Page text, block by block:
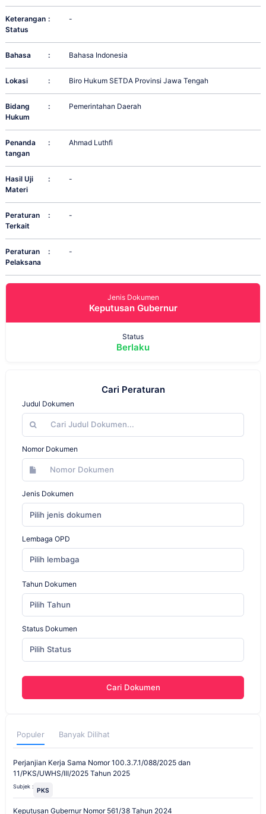
Keterangan
Status
: -
Bahasa : Bahasa Indonesia
Lokasi : Biro Hukum SETDA Provinsi Jawa Tengah
Bidang
Hukum
: Pemerintahan Daerah
Penanda
tangan
: Ahmad Luthfi
Hasil Uji
Materi
: -
Peraturan
Terkait
: -
Peraturan
Pelaksana
: -
Jenis Dokumen
Keputusan Gubernur
Status
Berlaku
Cari Peraturan
Judul Dokumen
Nomor Dokumen
Jenis Dokumen
Pilih jenis dokumen
Lembaga OPD
Pilih lembaga
Tahun Dokumen
Pilih Tahun
Status Dokumen
Pilih Status
Cari Dokumen
Populer Banyak Dilihat
Perjanjian Kerja Sama Nomor 100.3.7.1/088/2025 dan
11/PKS/UWHS/III/2025 Tahun 2025
Subjek : PKS
Keputusan Gubernur Nomor 561/38 Tahun 2024